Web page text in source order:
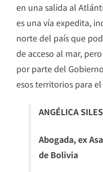
en una salida al
es una vía expedita,
norte del país que
de acceso al mar,
por parte del
esos territorios para
ANGÉLICA
Abogada, ex
de Bolivia